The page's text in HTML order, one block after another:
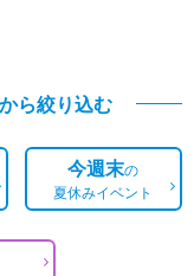
ら絞り込む
今週末の
夏休みイベント